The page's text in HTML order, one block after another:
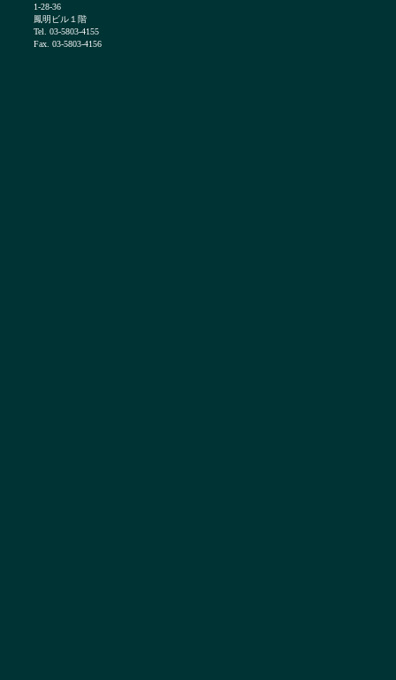
1-28-36
鳳明ビル１階
Tel. 03-5803-4155
Fax. 03-5803-4156